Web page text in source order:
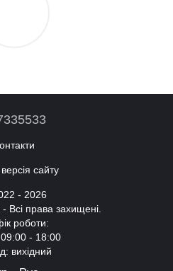
сайту
- 2026
Всі права захищені.
роботи:
- 18:00
вихідний